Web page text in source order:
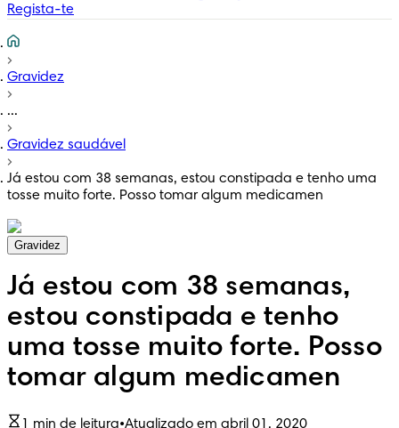
Regista-te
Gravidez
...
Gravidez saudável
Já estou com 38 semanas, estou constipada e tenho uma
tosse muito forte. Posso tomar algum medicamen
Gravidez
Já estou com 38 semanas,
estou constipada e tenho
uma tosse muito forte. Posso
tomar algum medicamen
1 min de leitura•Atualizado em abril 01, 2020